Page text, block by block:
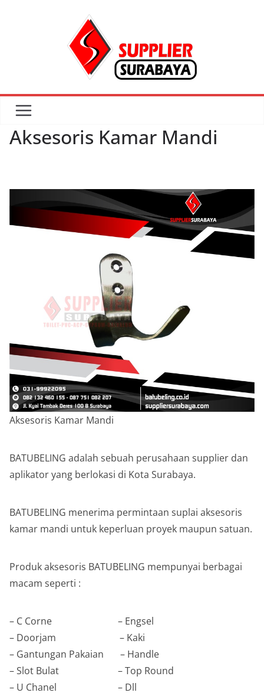
Aksesoris Kamar Mandi
Aksesoris Kamar Mandi
BATUBELING adalah sebuah perusahaan supplier dan
aplikator yang berlokasi di Kota Surabaya.
BATUBELING menerima permintaan suplai aksesoris
kamar mandi untuk keperluan proyek maupun satuan.
Produk aksesoris BATUBELING mempunyai berbagai
macam seperti :
– C Corne – Engsel
– Doorjam – Kaki
– Gantungan Pakaian – Handle
– Slot Bulat – Top Round
– U Chanel – Dll